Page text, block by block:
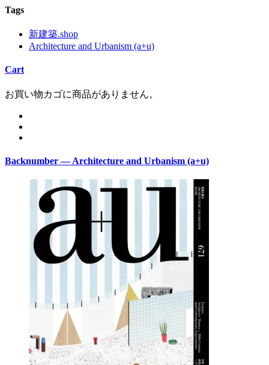
Tags
新建築.shop
Architecture and Urbanism (a+u)
Cart
お買い物カゴに商品がありません。
Backnumber — Architecture and Urbanism (a+u)